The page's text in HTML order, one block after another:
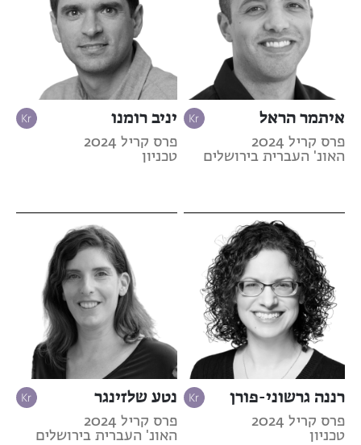
איתמר הראל
פרס קריל 2024
האונ' העברית בירושלים
יניב רומנו
פרס קריל 2024
טכניון
רננה גרשוני-פורן
פרס קריל 2024
טכניון
נטע שלזינגר
פרס קריל 2024
האונ' העברית בירושלים